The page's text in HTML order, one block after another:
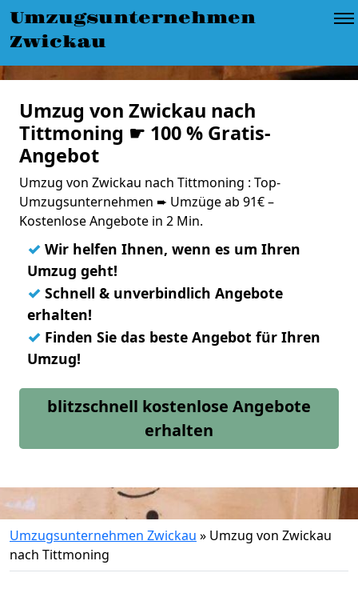
Umzugsunternehmen
Zwickau
Umzug von Zwickau nach
Tittmoning ☛ 100 % Gratis-
Angebot
Umzug von Zwickau nach Tittmoning : Top-
Umzugsunternehmen ➨ Umzüge ab 91€ –
Kostenlose Angebote in 2 Min.
✓ Wir helfen Ihnen, wenn es um Ihren
Umzug geht!
✓ Schnell & unverbindlich Angebote
erhalten!
✓ Finden Sie das beste Angebot für Ihren
Umzug!
blitzschnell kostenlose Angebote
erhalten
Umzugsunternehmen Zwickau » Umzug von Zwickau
nach Tittmoning